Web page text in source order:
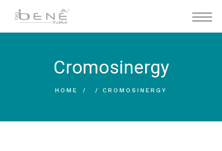
Cromosinergy
HOME CROMOSINERGY